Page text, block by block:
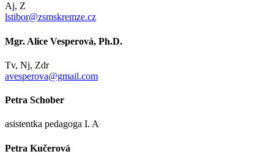
Aj, Z
lstibor@zsmskremze.cz
Mgr. Alice Vesperová, Ph.D.
Tv, Nj, Zdr
avesperova@gmail.com
Petra Schober
asistentka pedagoga I. A
Petra Kučerová